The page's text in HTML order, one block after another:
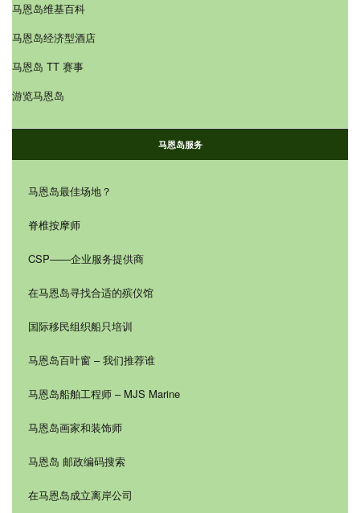
马恩岛维基百科
马恩岛经济型酒店
马恩岛 TT 赛事
游览马恩岛
马恩岛服务
马恩岛最佳场地？
脊椎按摩师
CSP——企业服务提供商
在马恩岛寻找合适的殡仪馆
国际移民组织船只培训
马恩岛百叶窗 – 我们推荐谁
马恩岛船舶工程师 – MJS Marine
马恩岛画家和装饰师
马恩岛 邮政编码搜索
在马恩岛成立离岸公司